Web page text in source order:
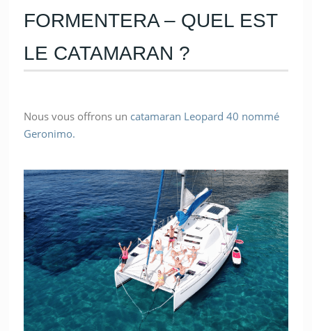
FORMENTERA – QUEL EST
LE CATAMARAN ?
Nous vous offrons un catamaran Leopard 40 nommé
Geronimo.